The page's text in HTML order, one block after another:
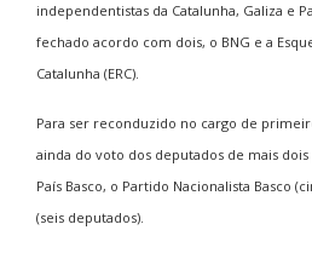
independentistas da Catalunha, Galiza e
fechado acordo com dois, o BNG e a
Catalunha (ERC).
Para ser reconduzido no cargo de
ainda do voto dos deputados de mais
País Basco, o Partido Nacionalista Basco
(seis deputados).